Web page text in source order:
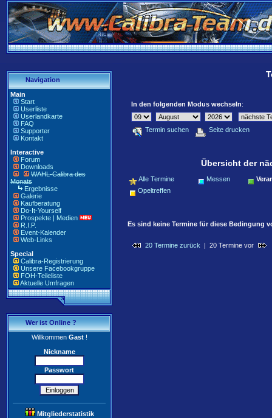
Navigation
Main
Start
Userliste
Userlandkarte
FAQ
Supporter
Kontakt
Interactive
Forum
Downloads
WAHL-Calibra des
Monats
Ergebnisse
Galerie
Kaufberatung
Do-It-Yourself
Prospekte | Medien
R.I.P.
Event-Kalender
Web-Links
Special
Calibra-Registrierung
Unsere Facebookgruppe
FOH-Teileliste
Aktuelle Umfragen
Wer ist Online ?
WillkommenGast!
Nickname
Passwort
Mitgliederstatistik
In den folgenden Modus wechseln:
Termin suchen Seite drucken
Übersicht der
Alle Termine Messen
Opeltreffen
Es sind keine Termine für diese Bedingung
20 Termine zurück | 20 Termine vor